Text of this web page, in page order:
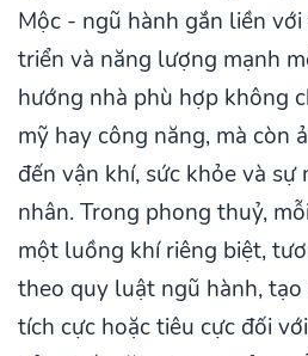
Mộc - ngũ hành gắn liền
triển và năng lượng mạnh
hướng nhà phù hợp không
mỹ hay công năng, mà còn
đến vận khí, sức khỏe và sự
nhân. Trong phong thuỷ,
một luồng khí riêng biệt,
theo quy luật ngũ hành,
tích cực hoặc tiêu cực đối